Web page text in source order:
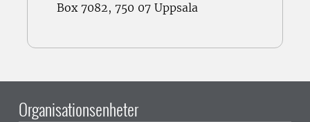
Box 7082, 750 07 Uppsala
Organisationsenheter